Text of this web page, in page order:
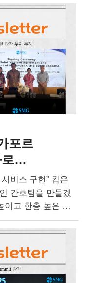
포르
료 접근성
비스 구현” 킴은
간호팀을 만들겠
이고 한층 높은 수
말했다. 할리우
원 개발…